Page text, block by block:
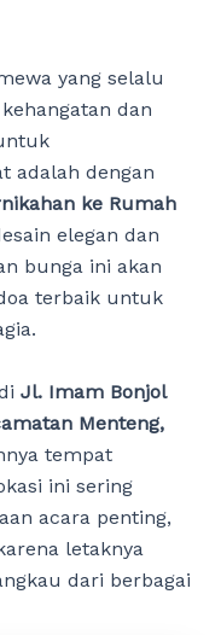
yang selalu
dan
adalah dengan
ke Rumah
elegan dan
bunga ini akan
terbaik untuk
Jl. Imam Bonjol
Menteng,
tempat
ini sering
acara penting,
letaknya
dari berbagai